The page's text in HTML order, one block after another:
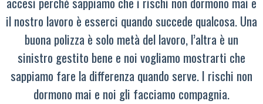
il nostro lavoro è esserci quando succede qualcosa. Una
buona polizza è solo metà del lavoro, l’altra è un
sinistro gestito bene e noi vogliamo mostrarti che
sappiamo fare la differenza quando serve. I rischi non
dormono mai e noi gli facciamo compagnia.